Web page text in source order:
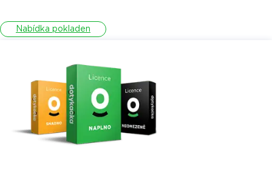
Nabídka pokladen